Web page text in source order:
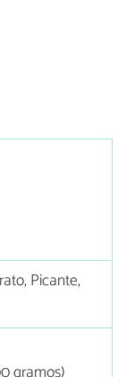
Picante,